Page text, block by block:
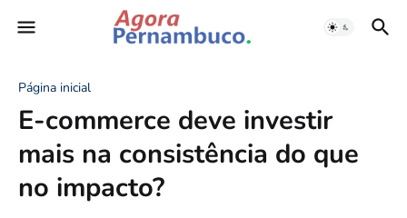
Página inicial
E-commerce deve investir
mais na consistência do que
no impacto?